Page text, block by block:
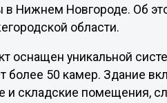
в Нижнем Новгороде. Об
области.
оснащен уникальной
более 50 камер. Здание
и складские помещения,